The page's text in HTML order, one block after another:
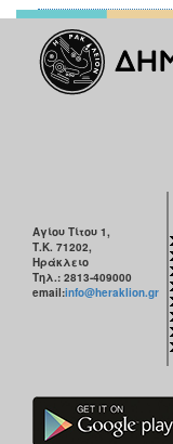
Αγίου Τίτου 1,
Τ.Κ. 71202,
Ηράκλειο
Τηλ.: 2813-409000
email:info@heraklion.gr